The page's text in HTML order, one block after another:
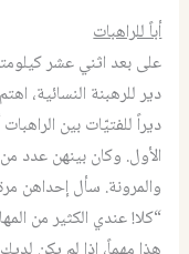
أباً للراهبات
على بعد اثني عشر
دير للرهبنة النسائية،
ديراً للفتيّات بين
الأول. وكان بينهن عدد
والمرونة. سأل إحداهن
“كلا!عندي الكثير من